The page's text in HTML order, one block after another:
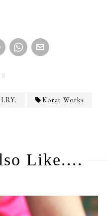
Korat Works
Like....